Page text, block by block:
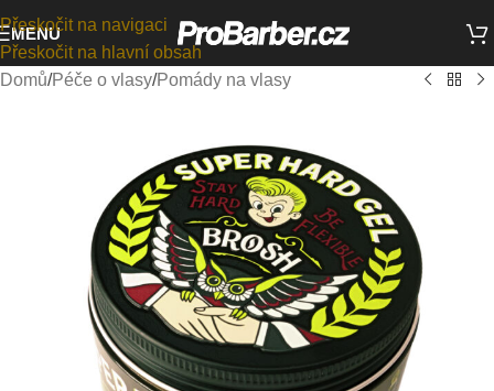
Přeskočit na navigaci
Přeskočit na hlavní obsah
MENU
Domů/Péče o vlasy/Pomády na vlasy